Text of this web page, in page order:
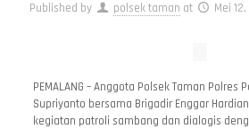
Published by polsek taman at Mei
PEMALANG – Anggota Polsek Taman Polres
Supriyanto bersama Brigadir Enggar
kegiatan patroli sambang dan dialogis